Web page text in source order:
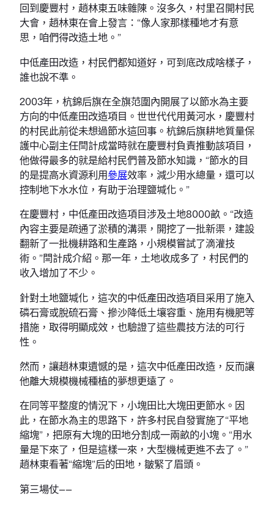
回到慶豐村，趙林東五味雜陳。沒多久，村里召開村民
大會，趙林東在會上發言：“像人家那樣種地才有意
思，咱們得改造土地。”
中低產田改造，村民們都知道好，可到底改成啥樣子，
誰也說不準。
2003年，杭錦后旗在全旗范圍內開展了以節水為主要
方向的中低產田改造項目。世世代代用黃河水，慶豐村
的村民此前從未想過節水這回事。杭錦后旗耕地質量保
護中心副主任閆計成當時就在慶豐村負責推動該項目，
他做得最多的就是給村民們普及節水知識，“節水的目
的是提高水資源利用參展效率，減少用水總量，還可以
控制地下水水位，有助于治理鹽堿化。”
在慶豐村，中低產田改造項目涉及土地8000畝。“改造
內容主要是疏通了淤積的溝渠，開挖了一批新渠，建設
翻新了一批機耕路和生產路，小規模嘗試了滴灌技
術。”閆計成介紹。那一年，土地收成多了，村民們的
收入增加了不少。
針對土地鹽堿化，這次的中低產田改造項目采用了施入
磷石膏或脫硫石膏、摻沙降低土壤容重、施用有機肥等
措施，取得明顯成效，也驗證了這些農技方法的可行
性。
然而，讓趙林東遺憾的是，這次中低產田改造，反而讓
他離大規模機械種植的夢想更遠了。
在同等平整度的情況下，小塊田比大塊田更節水。因
此，在節水為主的思路下，許多村民自發實施了“平地
縮塊”，把原有大塊的田地分割成一兩畝的小塊。“用水
量是下來了，但是這樣一來，大型機械更進不去了。”
趙林東看著“縮塊”后的田地，皺緊了眉頭。
第三場仗——